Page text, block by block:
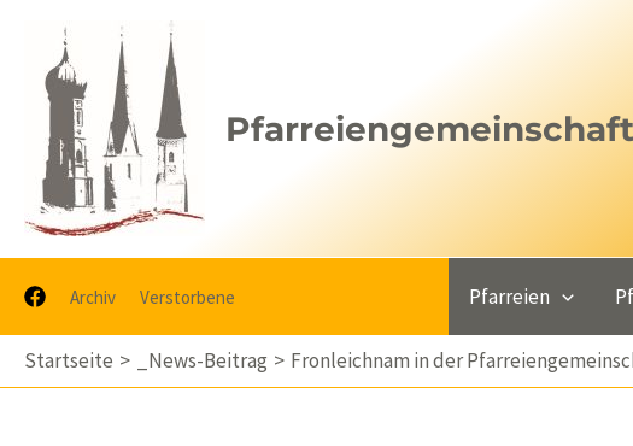
springen
Archiv Verstorbene Pfarreien
Startseite _News-Beitrag Fronleichnam in der